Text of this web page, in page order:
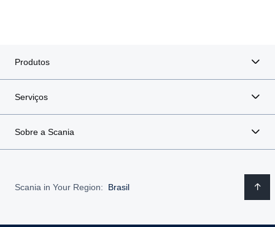
Produtos
Serviços
Sobre a Scania
Scania in Your Region: Brasil